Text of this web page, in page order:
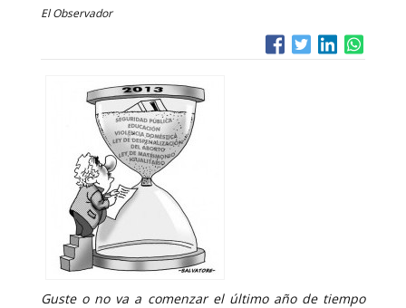
El Observador
Guste o no va a comenzar el último año de tiempo